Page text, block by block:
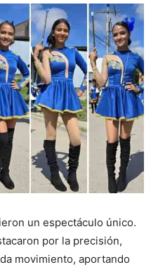
un espectáculo único.
por la precisión,
movimiento, aportando